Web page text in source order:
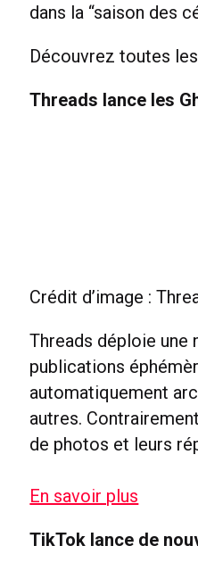
dans la “saison des
Découvrez toutes
Threads lance les
Crédit d’image :
Threads déploie une
publications
automatiquement
autres.
de photos et leurs
En savoir plus
TikTok lance de